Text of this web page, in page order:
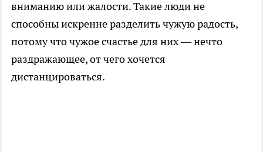
вниманию или жалости. Такие люди не
способны искренне разделить чужую радость,
потому что чужое счастье для них — нечто
раздражающее, от чего хочется
дистанцироваться.